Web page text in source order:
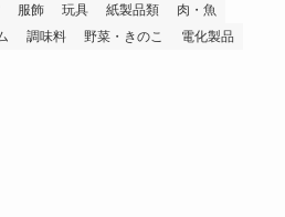
服飾 玩具 紙製品類
肉・魚
調味料 野菜・きのこ
電化製品